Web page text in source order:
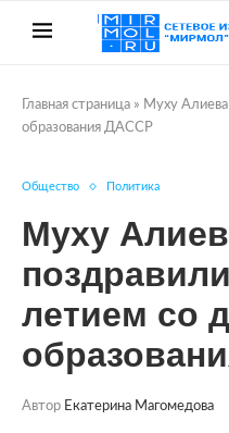
Главная страница » Муху
образования ДАССР
Общество Политика
Муху
летием со
Автор Екатерина Магомедова